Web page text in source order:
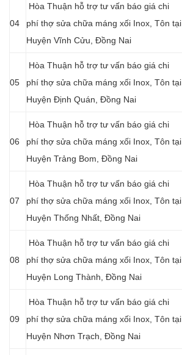
04
Hòa Thuận hỗ trợ tư vấn báo giá chi
phí thợ sửa chữa máng xối Inox, Tôn tại
Huyện Vĩnh Cửu, Đồng Nai
05
Hòa Thuận hỗ trợ tư vấn báo giá chi
phí thợ sửa chữa máng xối Inox, Tôn tại
Huyện Định Quán, Đồng Nai
06
Hòa Thuận hỗ trợ tư vấn báo giá chi
phí thợ sửa chữa máng xối Inox, Tôn tại
Huyện Trảng Bom, Đồng Nai
07
Hòa Thuận hỗ trợ tư vấn báo giá chi
phí thợ sửa chữa máng xối Inox, Tôn tại
Huyện Thống Nhất, Đồng Nai
08
Hòa Thuận hỗ trợ tư vấn báo giá chi
phí thợ sửa chữa máng xối Inox, Tôn tại
Huyện Long Thành, Đồng Nai
09
Hòa Thuận hỗ trợ tư vấn báo giá chi
phí thợ sửa chữa máng xối Inox, Tôn tại
Huyện Nhơn Trạch, Đồng Nai